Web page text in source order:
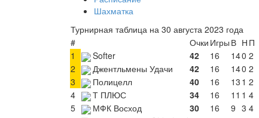
Шахматка
Турнирная таблица на 30 августа 2023 года
#
Очки Игры В Н П
1
Softer 42 16 140 2
2
Джентльмены Удачи 42 16 140 2
3
Полицелл 40 16 13 1 2
4
Т ПЛЮС 34 16 11 1 4
5
МФК Восход 30 16 9 3 4